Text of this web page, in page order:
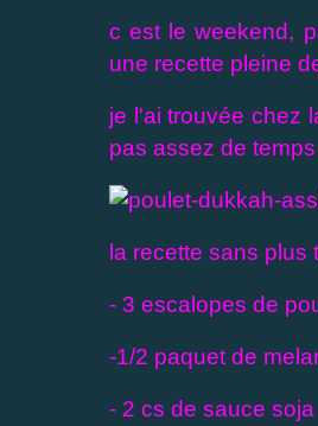
c est le weekend,
une recette pleine
je l'ai trouvée chez
pas assez de
la recette sans plus
- 3 escalopes de
-1/2 paquet de
- 2 cs de sauce soja